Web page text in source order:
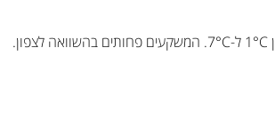
במזרח אנגליה, הכולל את נוריץ' וקיימברידג', החורף מתון יחסית, עם טמפרטורות הנעות בין 1°C ל-7°C. המשקעים פחותים בהשוואה לצפון.